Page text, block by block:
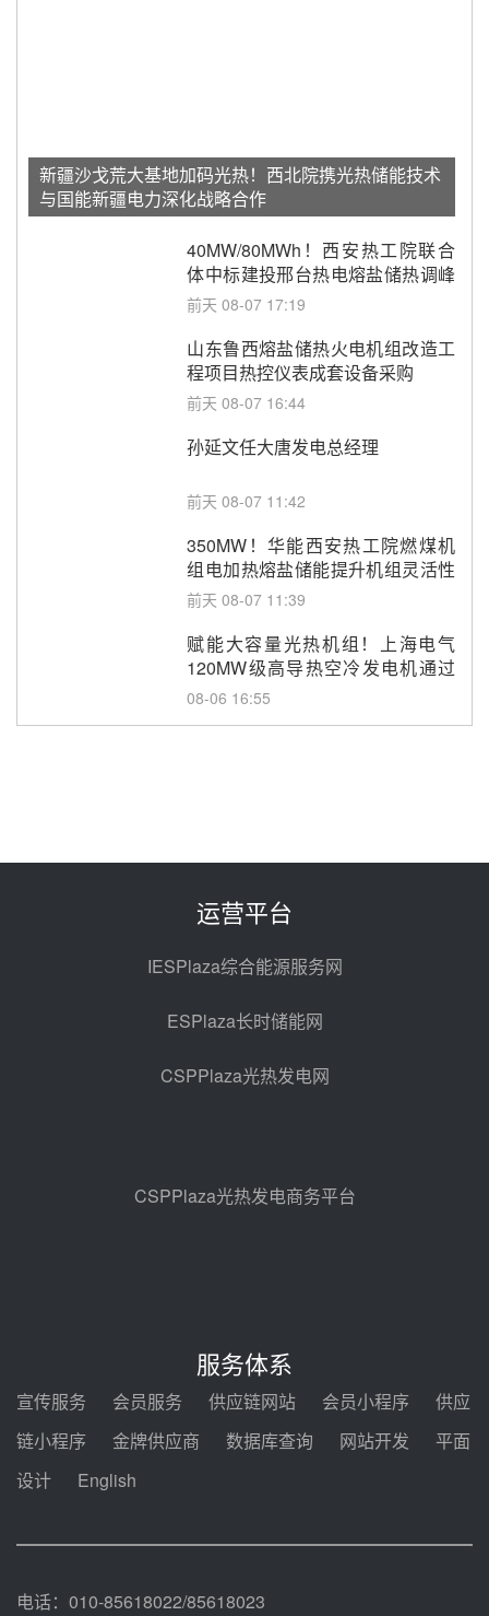
新疆沙戈荒大基地加码光热！西北院携光热储能技术
与国能新疆电力深化战略合作
40MW/80MWh！西安热工院联合
体中标建投邢台热电熔盐储热调峰
调频改造EPC项目
前天 08-07 17:19
山东鲁西熔盐储热火电机组改造工
程项目热控仪表成套设备采购
前天 08-07 16:44
孙延文任大唐发电总经理
前天 08-07 11:42
350MW！华能西安热工院燃煤机
组电加热熔盐储能提升机组灵活性
改造项目初步设计第三方评审服务
前天 08-07 11:39
赋能大容量光热机组！上海电气
120MW级高导热空冷发电机通过
型式试验
08-06 16:55
100MW光工程性能试验采购
光热示范电站二列蒸汽发生器设备
亚核阀业中标天山北麓100MW光
热发电工程EPC总承包项目熔盐截
止阀、熔盐三偏心蝶阀采购
08-05 17:15
包项目熔盐介质超声波流量计采购
08-05 17:09
电机组灵活性改造项目三元液态盐
采购合同
迪尔化工预中标华能西安热工院
2026-2029年熔盐介质框架协议
100MW光热项目机组调试及性能
运营平台
IESPlaza综合能源服务网
ESPlaza长时储能网
CSPPlaza光热发电网
CSPPlaza光热发电商务平台
服务体系
宣传服务 会员服务 供应链网站 会员小程序
供应
链小程序
金牌供应商 数据库查询 网站开发
平面
设计
English
电话：010-85618022/85618023